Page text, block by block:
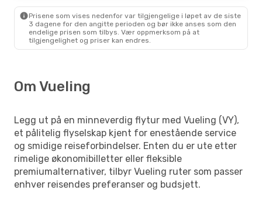
Prisene som vises nedenfor var tilgjengelige i løpet av de siste
3 dagene for den angitte perioden og bør ikke anses som den
endelige prisen som tilbys. Vær oppmerksom på at
tilgjengelighet og priser kan endres.
Om Vueling
Legg ut på en minneverdig flytur med Vueling (VY),
et pålitelig flyselskap kjent for enestående service
og smidige reiseforbindelser. Enten du er ute etter
rimelige økonomibilletter eller fleksible
premiumalternativer, tilbyr Vueling ruter som passer
enhver reisendes preferanser og budsjett.